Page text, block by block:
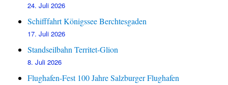
24. Juli 2026
Schifffahrt Königssee Berchtesgaden
17. Juli 2026
Standseilbahn Territet-Glion
8. Juli 2026
Flughafen-Fest 100 Jahre Salzburger Flughafen